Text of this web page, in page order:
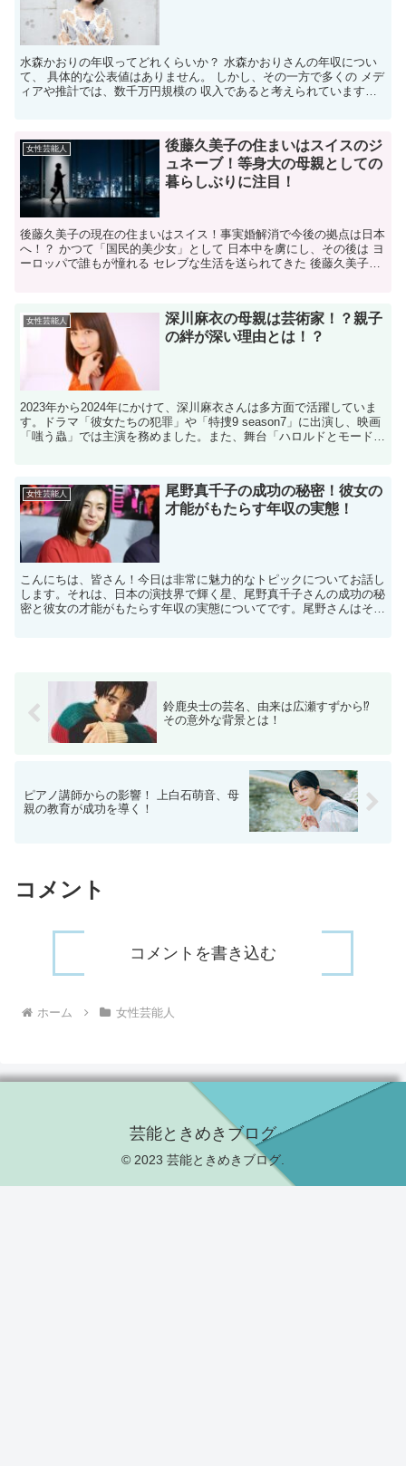
水森かおりの年収ってどれくらいか？ 水森かおりさんの年収につい
て、 具体的な公表値はありません。 しかし、その一方で多くの メデ
ィアや推計では、数千万円規模の 収入であると考えられています。
女性芸能人
後藤久美子の住まいはスイスのジ
ュネーブ！等身大の母親としての
暮らしぶりに注目！
後藤久美子の現在の住まいはスイス！事実婚解消で今後の拠点は日本
へ！？ かつて「国民的美少女」として 日本中を虜にし、その後は ヨ
ーロッパで誰もが憧れる セレブな生活を送られてきた 後藤久美子さ
女性芸能人
深川麻衣の母親は芸術家！？親子
の絆が深い理由とは！？
2023年から2024年にかけて、深川麻衣さんは多方面で活躍していま
す。ドラマ「彼女たちの犯罪」や「特捜9 season7」に出演し、映画
「嗤う蟲」では主演を務めました。また、舞台「ハロルドとモード」
女性芸能人
尾野真千子の成功の秘密！彼女の
才能がもたらす年収の実態！
こんにちは、皆さん！今日は非常に魅力的なトピックについてお話し
します。それは、日本の演技界で輝く星、尾野真千子さんの成功の秘
密と彼女の才能がもたらす年収の実態についてです。尾野さんはその
鈴鹿央士の芸名、由来は広瀬すずから⁉
その意外な背景とは！
ピアノ講師からの影響！ 上白石萌音、母
親の教育が成功を導く！
コメント
コメントを書き込む
ホーム 女性芸能人
芸能ときめきブログ
© 2023 芸能ときめきブログ.